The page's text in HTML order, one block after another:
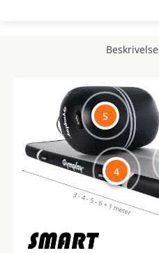
Beskrivelse
4
5